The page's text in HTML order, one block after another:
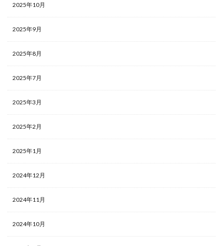
2025年10月
2025年9月
2025年8月
2025年7月
2025年3月
2025年2月
2025年1月
2024年12月
2024年11月
2024年10月